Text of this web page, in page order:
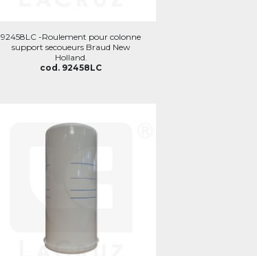
92458LC -Roulement pour colonne
support secoueurs Braud New
Holland.
cod. 92458LC